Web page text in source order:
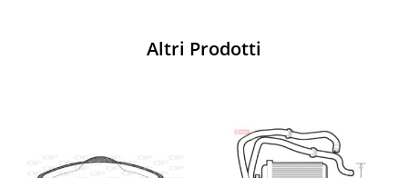
Altri Prodotti